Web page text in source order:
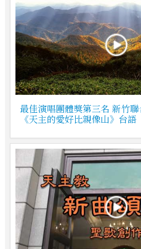
最佳演唱團體獎第三名 新竹
《天主的愛好比親像山》台語